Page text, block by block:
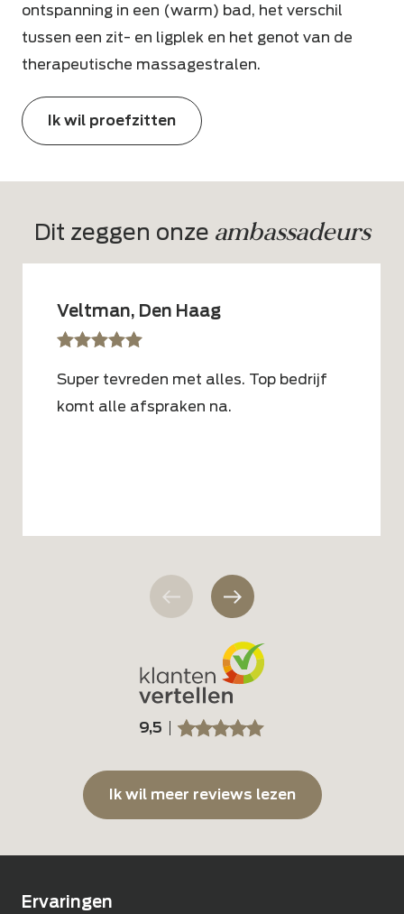
ontspanning in een (warm) bad, het verschil
tussen een zit- en ligplek en het genot van de
therapeutische massagestralen.
Ik wil proefzitten
Dit zeggen onze ambassadeurs
9,5 SSSSS
SSSSS
Veltman, Den Haag
sssss
SSSSS
Super tevreden met alles. Top bedrijf
komt alle afspraken na.
Ik wil meer reviews lezen
Ervaringen